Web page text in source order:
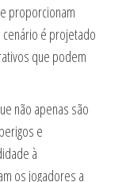
proporcionam
cenário é projetado
que podem
não apenas são
e
à
os jogadores a